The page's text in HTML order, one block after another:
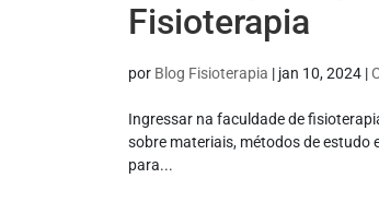
Fisioterapia
por Blog Fisioterapia | jan 10, 2024 |
Ingressar na faculdade de
sobre materiais, métodos de estudo
para...